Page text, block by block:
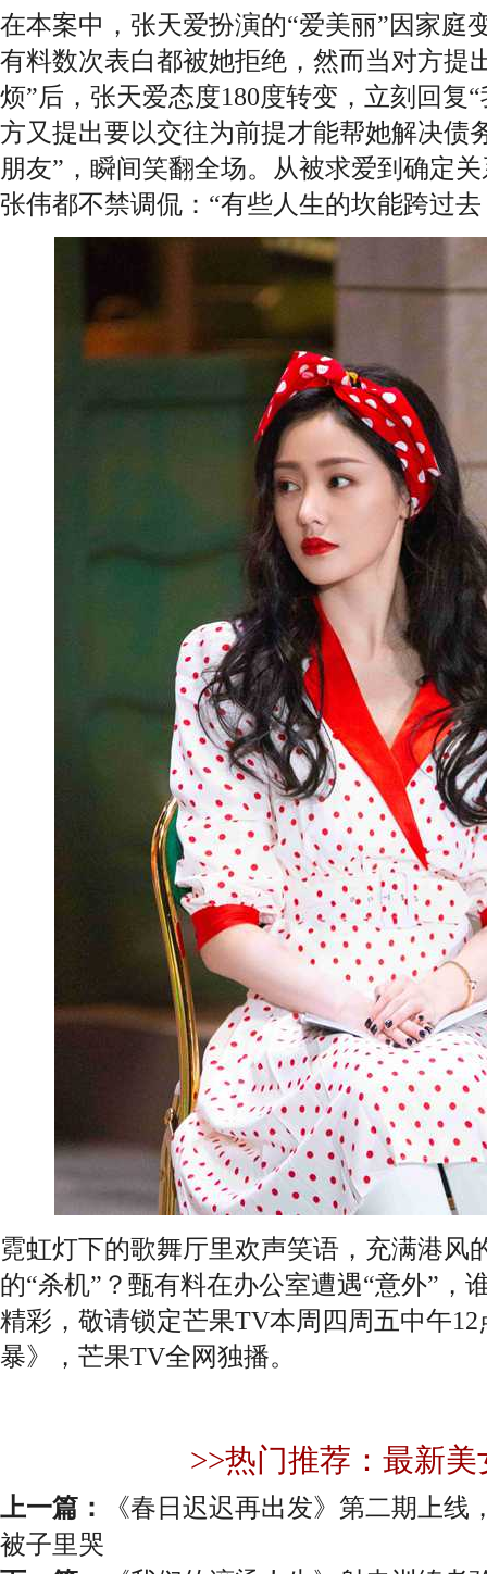
在本案中，张天爱扮演的“爱美丽”因家庭
有料数次表白都被她拒绝，然而当对方提
烦”后，张天爱态度180度转变，立刻回复
方又提出要以交往为前提才能帮她解决债
朋友”，瞬间笑翻全场。从被求爱到确定
张伟都不禁调侃：“有些人生的坎能跨过
霓虹灯下的歌舞厅里欢声笑语，充满港风
的“杀机”？甄有料在办公室遭遇“意外”，
精彩，敬请锁定芒果TV本周四周五中午
暴》，芒果TV全网独播。
>>热门推荐：最新美
上一篇：
《春日迟迟再出发》第二期上
被子里哭